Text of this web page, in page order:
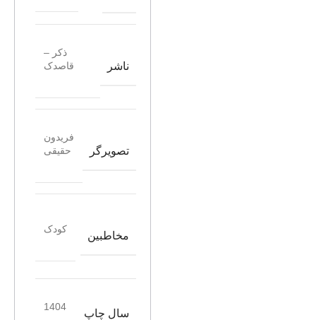
ناشر
ذکر –
قاصدک
تصویرگر
فریدون
حقیقی
مخاطبین
کودک
سال چاپ
1404